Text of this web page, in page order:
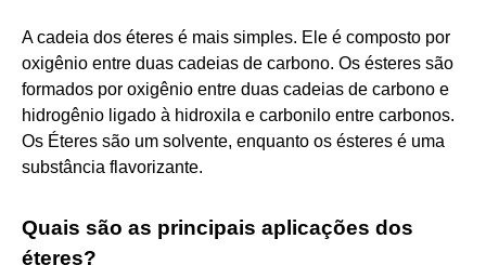
A cadeia dos éteres é mais simples. Ele é composto por
oxigênio entre duas cadeias de carbono. Os ésteres são
formados por oxigênio entre duas cadeias de carbono e
hidrogênio ligado à hidroxila e carbonilo entre carbonos.
Os Éteres são um solvente, enquanto os ésteres é uma
substância flavorizante.
Quais são as principais aplicações dos
éteres?